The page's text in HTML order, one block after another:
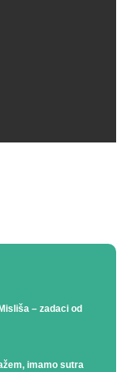
– zadaci od
imamo sutra